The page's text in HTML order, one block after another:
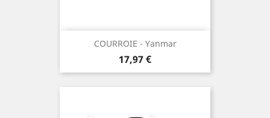
COURROIE - Yanmar
Prix
17,97 €